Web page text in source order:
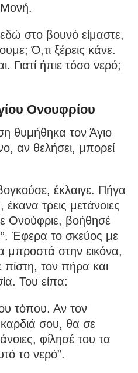
στο βουνό είμαστε,
Ό,τι ξέρεις κάνε.
Γιατί ήπιε τόσο νερό;
Ονουφρίου
θυμήθηκα τον Άγιο
αν θελήσει, μπορεί
έκλαιγε. Πήγα
έκανα τρεις μετάνοιες
Ονούφριε, βοήθησέ
Έφερα το σκεύος με
μπροστά στην εικόνα,
πίστη, τον πήρα και
Του είπα:
τόπου. Αν τον
σου, θα σε
φίλησέ του τα
το νερό”.